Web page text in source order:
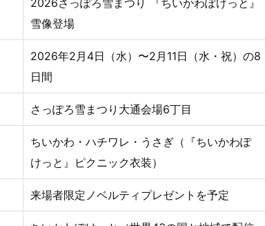
雪像登場
2026年2月4日（水）〜2月11日（水・祝）の8
日間
さっぽろ雪まつり大通会場6丁目
ちいかわ・ハチワレ・うさぎ（『ちいかわぽ
けっと』ピクニック衣装）
来場者限定ノベルティプレゼントを予定